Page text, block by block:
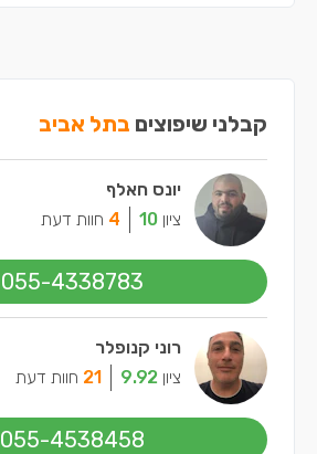
קבלני שיפוצים בתל אביב
יונס חאלף
ציון 10
4 חוות דעת
055-4338783
רוני קנופלר
ציון 9.92
21 חוות דעת
055-4538458